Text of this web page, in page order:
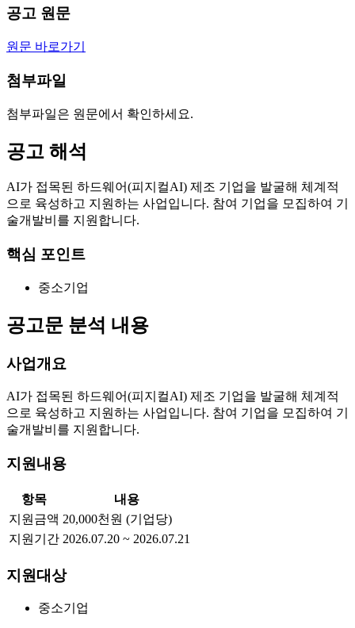
공고 원문
원문 바로가기
첨부파일
첨부파일은 원문에서 확인하세요.
공고 해석
AI가 접목된 하드웨어(피지컬AI) 제조 기업을 발굴해 체계적
으로 육성하고 지원하는 사업입니다. 참여 기업을 모집하여 기
술개발비를 지원합니다.
핵심 포인트
중소기업
공고문 분석 내용
사업개요
AI가 접목된 하드웨어(피지컬AI) 제조 기업을 발굴해 체계적
으로 육성하고 지원하는 사업입니다. 참여 기업을 모집하여 기
술개발비를 지원합니다.
지원내용
항목
내용
지원금액 20,000천원 (기업당)
지원기간 2026.07.20 ~ 2026.07.21
지원대상
중소기업